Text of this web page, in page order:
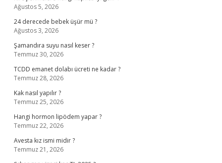
Ağustos 5, 2026
24 derecede bebek üşür mü ?
Ağustos 3, 2026
Şamandıra suyu nasıl keser ?
Temmuz 30, 2026
TCDD emanet dolabı ücreti ne kadar ?
Temmuz 28, 2026
Kak nasıl yapılır ?
Temmuz 25, 2026
Hangi hormon lipödem yapar ?
Temmuz 22, 2026
Avesta kız ismi midir ?
Temmuz 21, 2026